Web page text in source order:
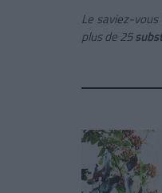
Le saviez-vous
plus de 25